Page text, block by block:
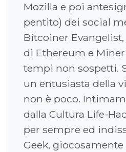
Mozilla e poi
pentito) dei social
Bitcoiner
di Ethereum e
tempi non sospetti.
un entusiasta della
non è poco.
dalla Cultura Life-
per sempre ed
Geek, giocosamente